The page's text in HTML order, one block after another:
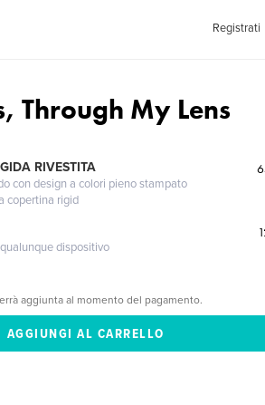
Registrati
Through My Lens
RIVESTITA
con design a colori pieno stampato
copertina rigid
dispositivo
aggiunta al momento del pagamento.